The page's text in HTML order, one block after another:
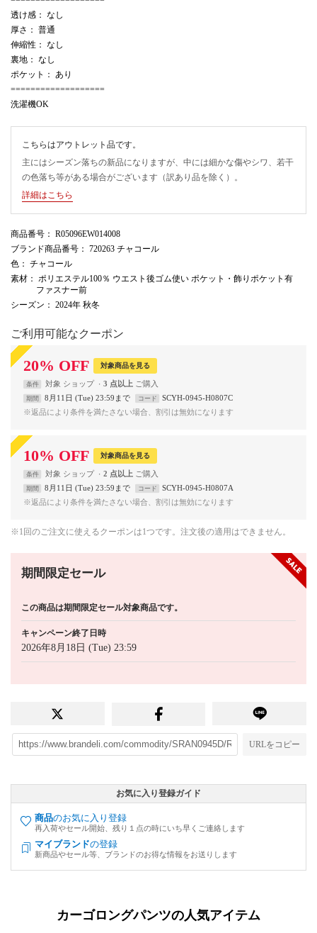
透け感： なし
厚さ： 普通
伸縮性： なし
裏地： なし
ポケット： あり
===================
洗濯機OK
こちらはアウトレット品です。
主にはシーズン落ちの新品になりますが、中には細かな傷やシワ、若干
の色落ち等がある場合がございます（訳あり品を除く）。
詳細はこちら
商品番号 ： R05096EW014008
ブランド商品番号 ： 720263 チャコール
色 ： チャコール
素材 ： ポリエステル100％ ウエスト後ゴム使い ポケット・飾りポケット有
ファスナー前
シーズン ： 2024年 秋冬
ご利用可能なクーポン
20% OFF 対象商品を見る
条件 対象 ショップ 3 点以上
期間 8月11日 (Tue) 23:59まで コード
SCYH-0945-H0807C
※返品により条件を満たさない場合、割引は無効になります
10% OFF 対象商品を見る
条件 対象 ショップ 2 点以上
期間 8月11日 (Tue) 23:59まで コード
SCYH-0945-H0807A
※返品により条件を満たさない場合、割引は無効になります
※1回のご注文に使えるクーポンは1つです。注文後の適用はできません。
期間限定セール
この商品は期間限定セール対象商品です。
キャンペーン終了日時
2026年8月18日 (Tue) 23:59
URLをコピー
お気に入り登録ガイド
商品のお気に入り登録
再入荷やセール開始、残り１点の時にいち早くご連絡します
マイブランドの登録
新商品やセール等、ブランドのお得な情報をお送りします
カーゴロングパンツの人気アイテム